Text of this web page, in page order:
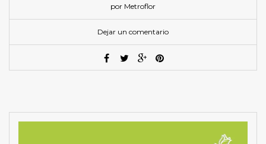
por Metroflor
Dejar un comentario